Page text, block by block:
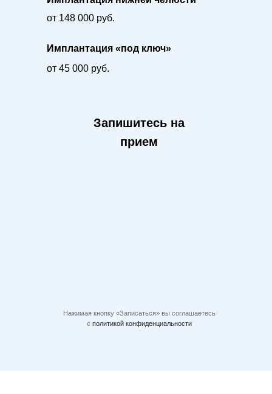
Имплантация «под ключ»
от 148 000 руб.
от 45 000 руб.
Запишитесь на
прием
Нажимая кнопку «Записаться» вы соглашаетесь
с политикой конфиденциальности